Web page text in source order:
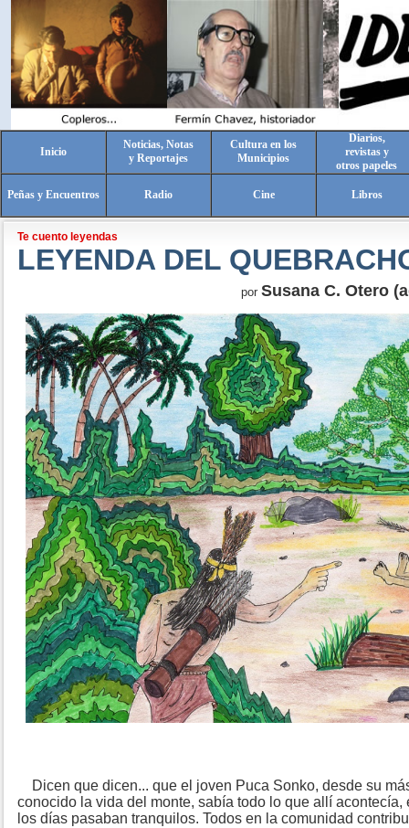
Inicio
Noticias, Notas
y Reportajes
Cultura en los
Municipios
Diarios,
revistas y
otros papeles
Peñas y Encuentros Radio Cine Libros
Te cuento leyendas
LEYENDA DEL
por Susana C. Otero
Dicen que dicen... que el joven Puca Sonko, desde su
conocido la vida del monte, sabía todo lo que allí acontecía,
los días pasaban tranquilos. Todos en la comunidad